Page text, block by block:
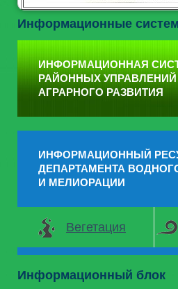
Информационные
ИНФОРМАЦИОННАЯ
РАЙОННЫХ УПРАВЛЕНИЙ
АГРАРНОГО РАЗВИТИЯ
ИНФОРМАЦИОННЫЙ
ДЕПАРТАМЕНТА
И МЕЛИОРАЦИИ
Вегетация
Информационный блок